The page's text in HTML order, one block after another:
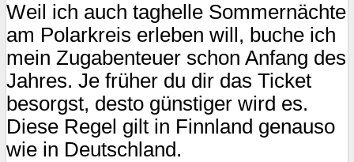
Weil ich auch taghelle Sommernächte
am Polarkreis erleben will, buche ich
mein Zugabenteuer schon Anfang des
Jahres. Je früher du dir das Ticket
besorgst, desto günstiger wird es.
Diese Regel gilt in Finnland genauso
wie in Deutschland.